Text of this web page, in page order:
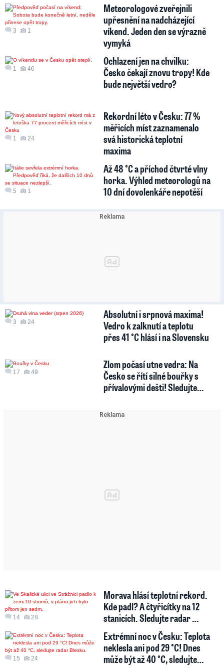
3 1
Meteorologové zveřejnili
upřesnění na nadcházející
víkend. Jeden den se výrazně
vymyká
1 46
Ochlazení jen na chvilku:
Česko čekají znovu tropy! Kde
bude největší vedro?
1 24
Rekordní léto v Česku: 77 %
měřicích míst zaznamenalo
svá historická teplotní
maxima
5 1
Až 48 °C a příchod čtvrté vlny
horka. Výhled meteorologů na
10 dní dovolenkáře nepotěší
3 24
Absolutní i srpnová maxima!
Vedro k zalknutí a teplotu
přes 41 °C hlásí i na Slovensku
17 49
Zlom počasí utne vedra: Na
Česko se řítí silné bouřky s
přívalovými dešti! Sledujte…
14 28
Morava hlásí teplotní rekord.
Kde padl? A čtyřicítky na 12
stanicích. Sledujte radar …
15 24
Extrémní noc v Česku: Teplota
neklesla ani pod 29 °C! Dnes
může být až 40 °C, sledujte…